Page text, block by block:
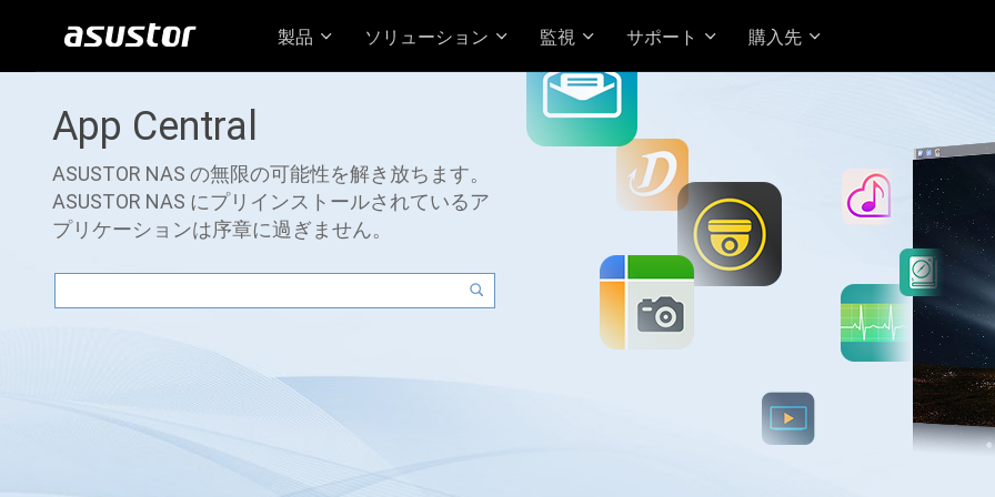
製品 ソリューション 監視 サポート 購入先
App Central
ASUSTOR NAS の無限の可能性を解き放ちます。
ASUSTOR NAS にプリインストールされているア
プリケーションは序章に過ぎません。